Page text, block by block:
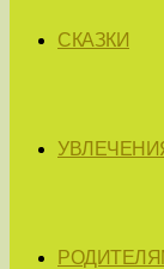
СКАЗКИ